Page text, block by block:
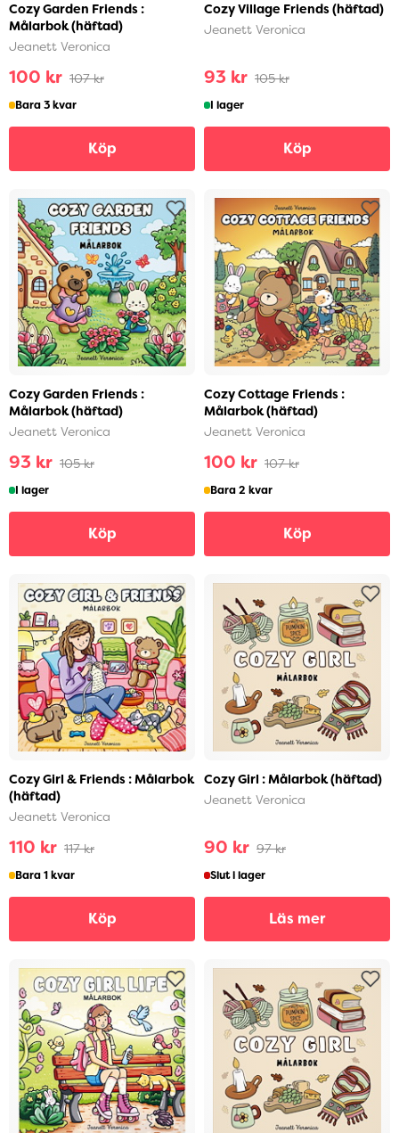
Cozy Garden Friends :
Målarbok (häftad)
Jeanett Veronica
100 kr 107 kr
Bara 3 kvar
Köp
Cozy Village Friends (häftad)
Jeanett Veronica
93 kr 105 kr
I lager
Köp
Cozy Garden Friends :
Målarbok (häftad)
Jeanett Veronica
93 kr 105 kr
I lager
Köp
Cozy Cottage Friends :
Målarbok (häftad)
Jeanett Veronica
100 kr 107 kr
Bara 2 kvar
Köp
Cozy Girl & Friends : Målarbok
(häftad)
Jeanett Veronica
110 kr 117 kr
Bara 1 kvar
Köp
Cozy Girl : Målarbok (häftad)
Jeanett Veronica
90 kr 97 kr
Slut i lager
Läs mer